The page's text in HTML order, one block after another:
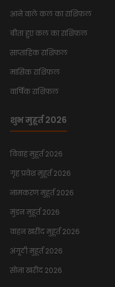
आने वाले कल का राशिफल
बीता हुए कल का राशिफल
साप्ताहिक राशिफल
मासिक राशिफल
वार्षिक राशिफल
शुभ मुहूर्त 2026
विवाह मुहूर्त 2026
गृह प्रवेश मुहूर्त 2026
नामकरण मुहूर्त 2026
मुंडन मुहूर्त 2026
वाहन खरीद मुहूर्त 2026
अंगूठी मुहूर्त 2026
सोना खरीद 2026